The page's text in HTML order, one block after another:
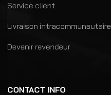
Service client
Livraison intracommunautaire
Devenir revendeur
CONTACT INFO